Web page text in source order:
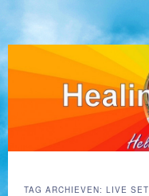
TAG ARCHIEVEN: LIVE SET